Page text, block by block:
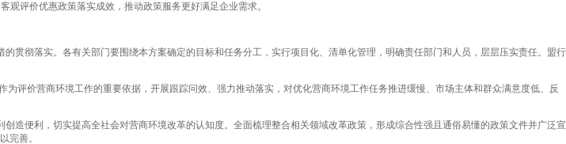
评价优惠政策落实成效，推动政策服务更好满足企业需求。
贯彻落实。各有关部门要围绕本方案确定的目标和任务分工，实行项目化、清单化管理，明确责任部门和人员，层层压实责任。盟行
评价营商环境工作的重要依据，开展跟踪问效、强力推动落实，对优化营商环境工作任务推进缓慢、市场主体和群众满意度低、反
造便利，切实提高全社会对营商环境改革的认知度。全面梳理整合相关领域改革政策，形成综合性强且通俗易懂的政策文件并广泛宣
完善。